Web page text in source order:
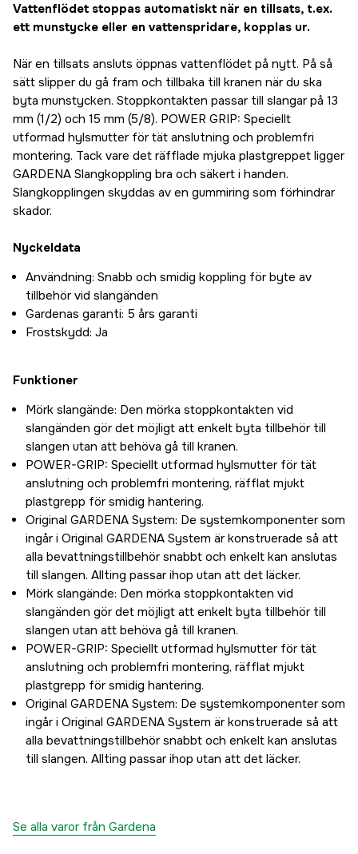
Vattenflödet stoppas automatiskt när en tillsats, t.ex.
ett munstycke eller en vattenspridare, kopplas ur.
När en tillsats ansluts öppnas vattenflödet på nytt. På så
sätt slipper du gå fram och tillbaka till kranen när du ska
byta munstycken. Stoppkontakten passar till slangar på 13
mm (1/2) och 15 mm (5/8). POWER GRIP: Speciellt
utformad hylsmutter för tät anslutning och problemfri
montering. Tack vare det räfflade mjuka plastgreppet ligger
GARDENA Slangkoppling bra och säkert i handen.
Slangkopplingen skyddas av en gummiring som förhindrar
skador.
Nyckeldata
Användning: Snabb och smidig koppling för byte av
tillbehör vid slangänden
Gardenas garanti: 5 års garanti
Frostskydd: Ja
Funktioner
Mörk slangände: Den mörka stoppkontakten vid
slangänden gör det möjligt att enkelt byta tillbehör till
slangen utan att behöva gå till kranen.
POWER-GRIP: Speciellt utformad hylsmutter för tät
anslutning och problemfri montering, räfflat mjukt
plastgrepp för smidig hantering.
Original GARDENA System: De systemkomponenter som
ingår i Original GARDENA System är konstruerade så att
alla bevattningstillbehör snabbt och enkelt kan anslutas
till slangen. Allting passar ihop utan att det läcker.
Mörk slangände: Den mörka stoppkontakten vid
slangänden gör det möjligt att enkelt byta tillbehör till
slangen utan att behöva gå till kranen.
POWER-GRIP: Speciellt utformad hylsmutter för tät
anslutning och problemfri montering, räfflat mjukt
plastgrepp för smidig hantering.
Original GARDENA System: De systemkomponenter som
ingår i Original GARDENA System är konstruerade så att
alla bevattningstillbehör snabbt och enkelt kan anslutas
till slangen. Allting passar ihop utan att det läcker.
Se alla varor från Gardena